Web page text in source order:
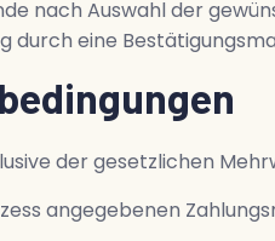
nach Auswahl der
durch eine
der gesetzlichen
angegebenen